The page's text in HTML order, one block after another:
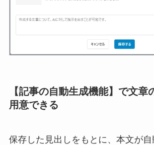
【記事の自動生成機能】で文章
用意できる
保存した見出しをもとに、本文が